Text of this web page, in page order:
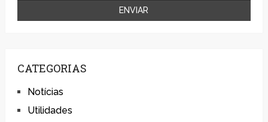
CATEGORIAS
Notícias
Utilidades